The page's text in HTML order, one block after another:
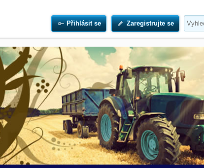
Přihlásit se Zaregistrujte se